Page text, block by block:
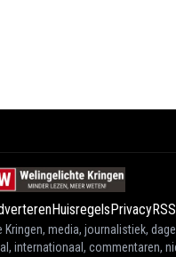
Huisregels PrivacyRSS
Kringen, media, journalistiek,
internationaal, commentaren,